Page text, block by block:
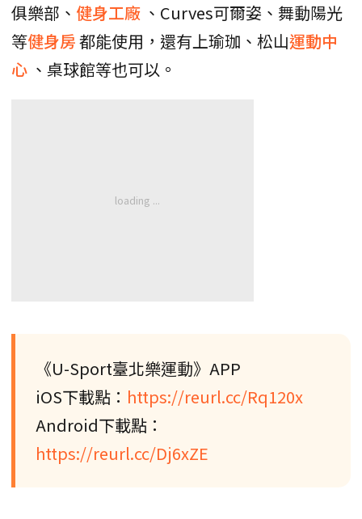
俱樂部、 健身工廠 、Curves可爾姿、舞動陽光
等健身房都能使用，還有上瑜珈、松山運動中
心 、桌球館等也可以。
《U-Sport臺北樂運動》APP
iOS下載點： https://reurl.cc/Rq120x
Android下載點：
https://reurl.cc/Dj6xZE